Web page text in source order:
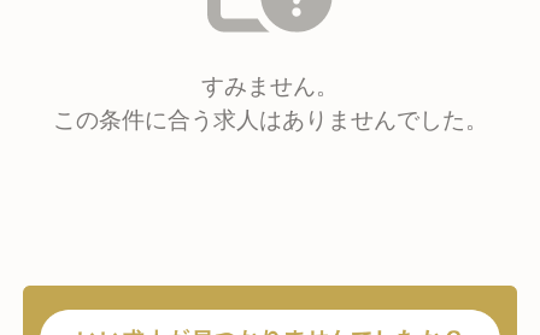
すみません。
この条件に合う求人はありませんでした。